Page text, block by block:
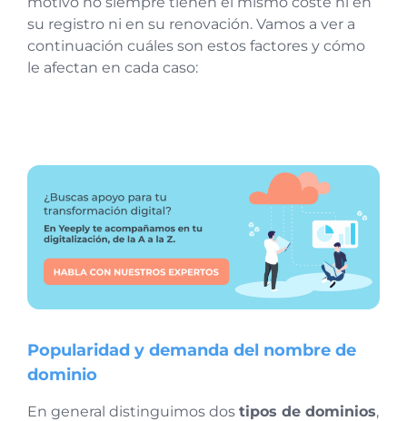
su registro ni en su renovación. Vamos a ver a
continuación cuáles son estos factores y cómo
le afectan en cada caso:
Popularidad y demanda del nombre de
dominio
En general distinguimos dos tipos de dominios,